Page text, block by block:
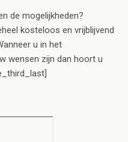
de mogelijkheden?
kosteloos en vrijblijvend
u in het
wensen zijn dan hoort u